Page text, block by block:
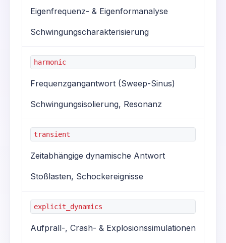
Eigenfrequenz- & Eigenformanalyse
Schwingungscharakterisierung
harmonic
Frequenzgangantwort (Sweep-Sinus)
Schwingungsisolierung, Resonanz
transient
Zeitabhängige dynamische Antwort
Stoßlasten, Schockereignisse
explicit_dynamics
Aufprall-, Crash- & Explosionssimulationen